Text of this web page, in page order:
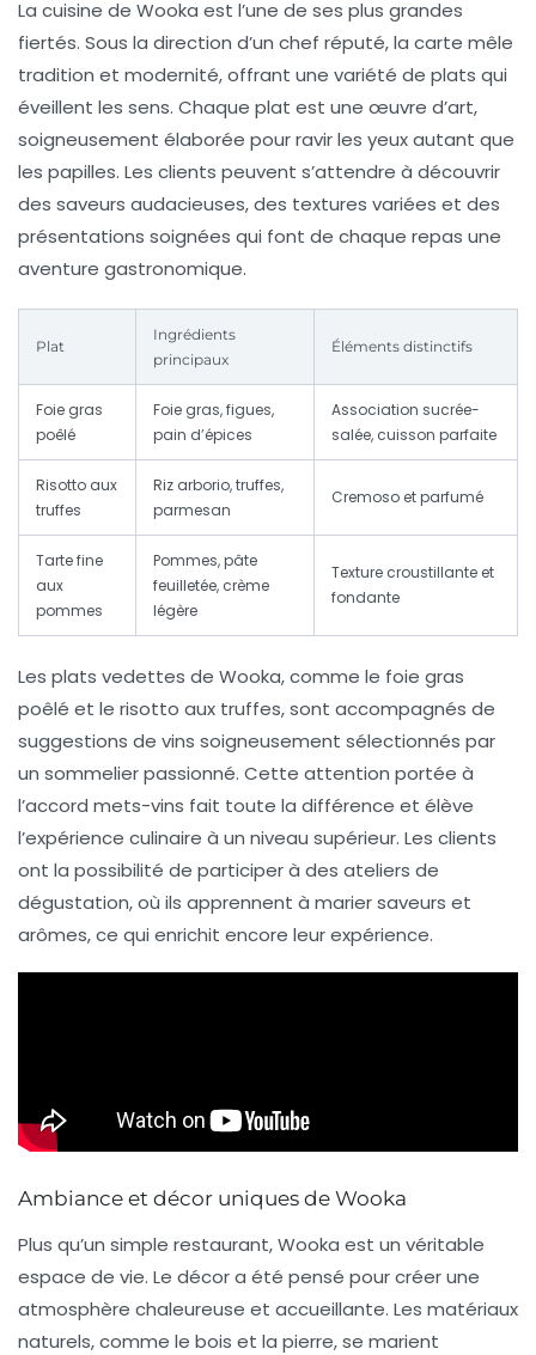
La cuisine de Wooka est l’une de ses plus grandes
fiertés. Sous la direction d’un chef réputé, la carte mêle
tradition et modernité, offrant une variété de plats qui
éveillent les sens. Chaque plat est une œuvre d’art,
soigneusement élaborée pour ravir les yeux autant que
les papilles. Les clients peuvent s’attendre à découvrir
des saveurs audacieuses, des textures variées et des
présentations soignées qui font de chaque repas une
aventure gastronomique.
Plat
Ingrédients
principaux
Éléments distinctifs
Foie gras
poêlé
Foie gras, figues,
pain d’épices
Association sucrée-
salée, cuisson parfaite
Risotto aux
truffes
Riz arborio, truffes,
parmesan
Cremoso et parfumé
Tarte fine
aux
pommes
Pommes, pâte
feuilletée, crème
légère
Texture croustillante et
fondante
Les plats vedettes de Wooka, comme le foie gras
poêlé et le risotto aux truffes, sont accompagnés de
suggestions de vins soigneusement sélectionnés par
un sommelier passionné. Cette attention portée à
l’accord mets-vins fait toute la différence et élève
l’expérience culinaire à un niveau supérieur. Les clients
ont la possibilité de participer à des ateliers de
dégustation, où ils apprennent à marier saveurs et
arômes, ce qui enrichit encore leur expérience.
Ambiance et décor uniques de Wooka
Plus qu’un simple restaurant, Wooka est un véritable
espace de vie. Le décor a été pensé pour créer une
atmosphère chaleureuse et accueillante. Les matériaux
naturels, comme le bois et la pierre, se marient